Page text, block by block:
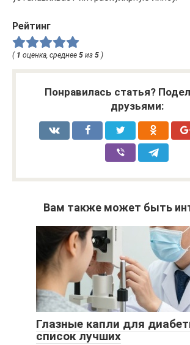
Рейтинг
( 1 оценка, среднее 5 из 5 )
Понравилась статья?
друзьями:
Вам также может быть
Глазные капли для
список лучших